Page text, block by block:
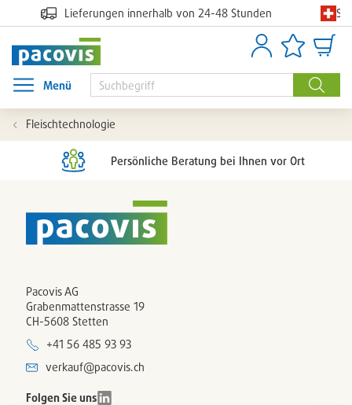
Lieferungen innerhalb von 24-48 Stunden
Suche
AnmeldenArtikellisten
Menü
Menü öffnen
Fleischtechnologie
Persönliche Beratung bei Ihnen vor Ort
Pacovis AG
Grabenmattenstrasse 19
CH-5608 Stetten
+41 56 485 93 93
verkauf@pacovis.ch
Folgen Sie uns